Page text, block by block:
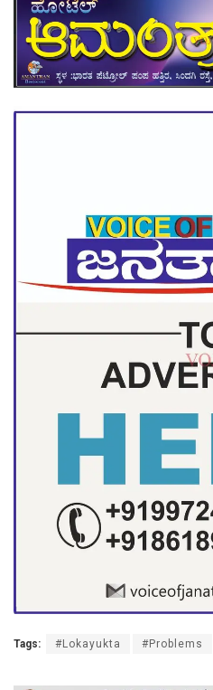
Tags: #Lokayukta #Problems